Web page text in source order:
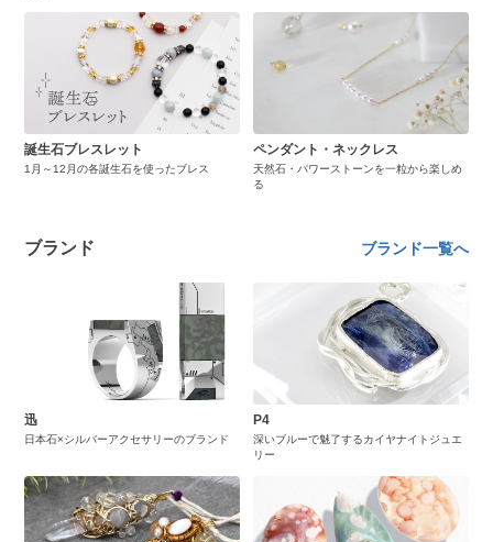
誕生石ブレスレット
1月～12月の各誕生石を使ったブレス
ペンダント・ネックレス
天然石・パワーストーンを一粒から楽しめ
る
ブランド ブランド一覧へ
迅
日本石×シルバーアクセサリーのブランド
P4
深いブルーで魅了するカイヤナイトジュエ
リー